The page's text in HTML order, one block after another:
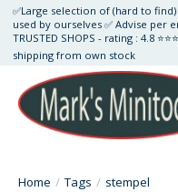
✅Large selection of (hard to
used by ourselves ✅ Advise per
TRUSTED SHOPS - rating : 4.8
shipping from own stock
Home / Tags / stempel